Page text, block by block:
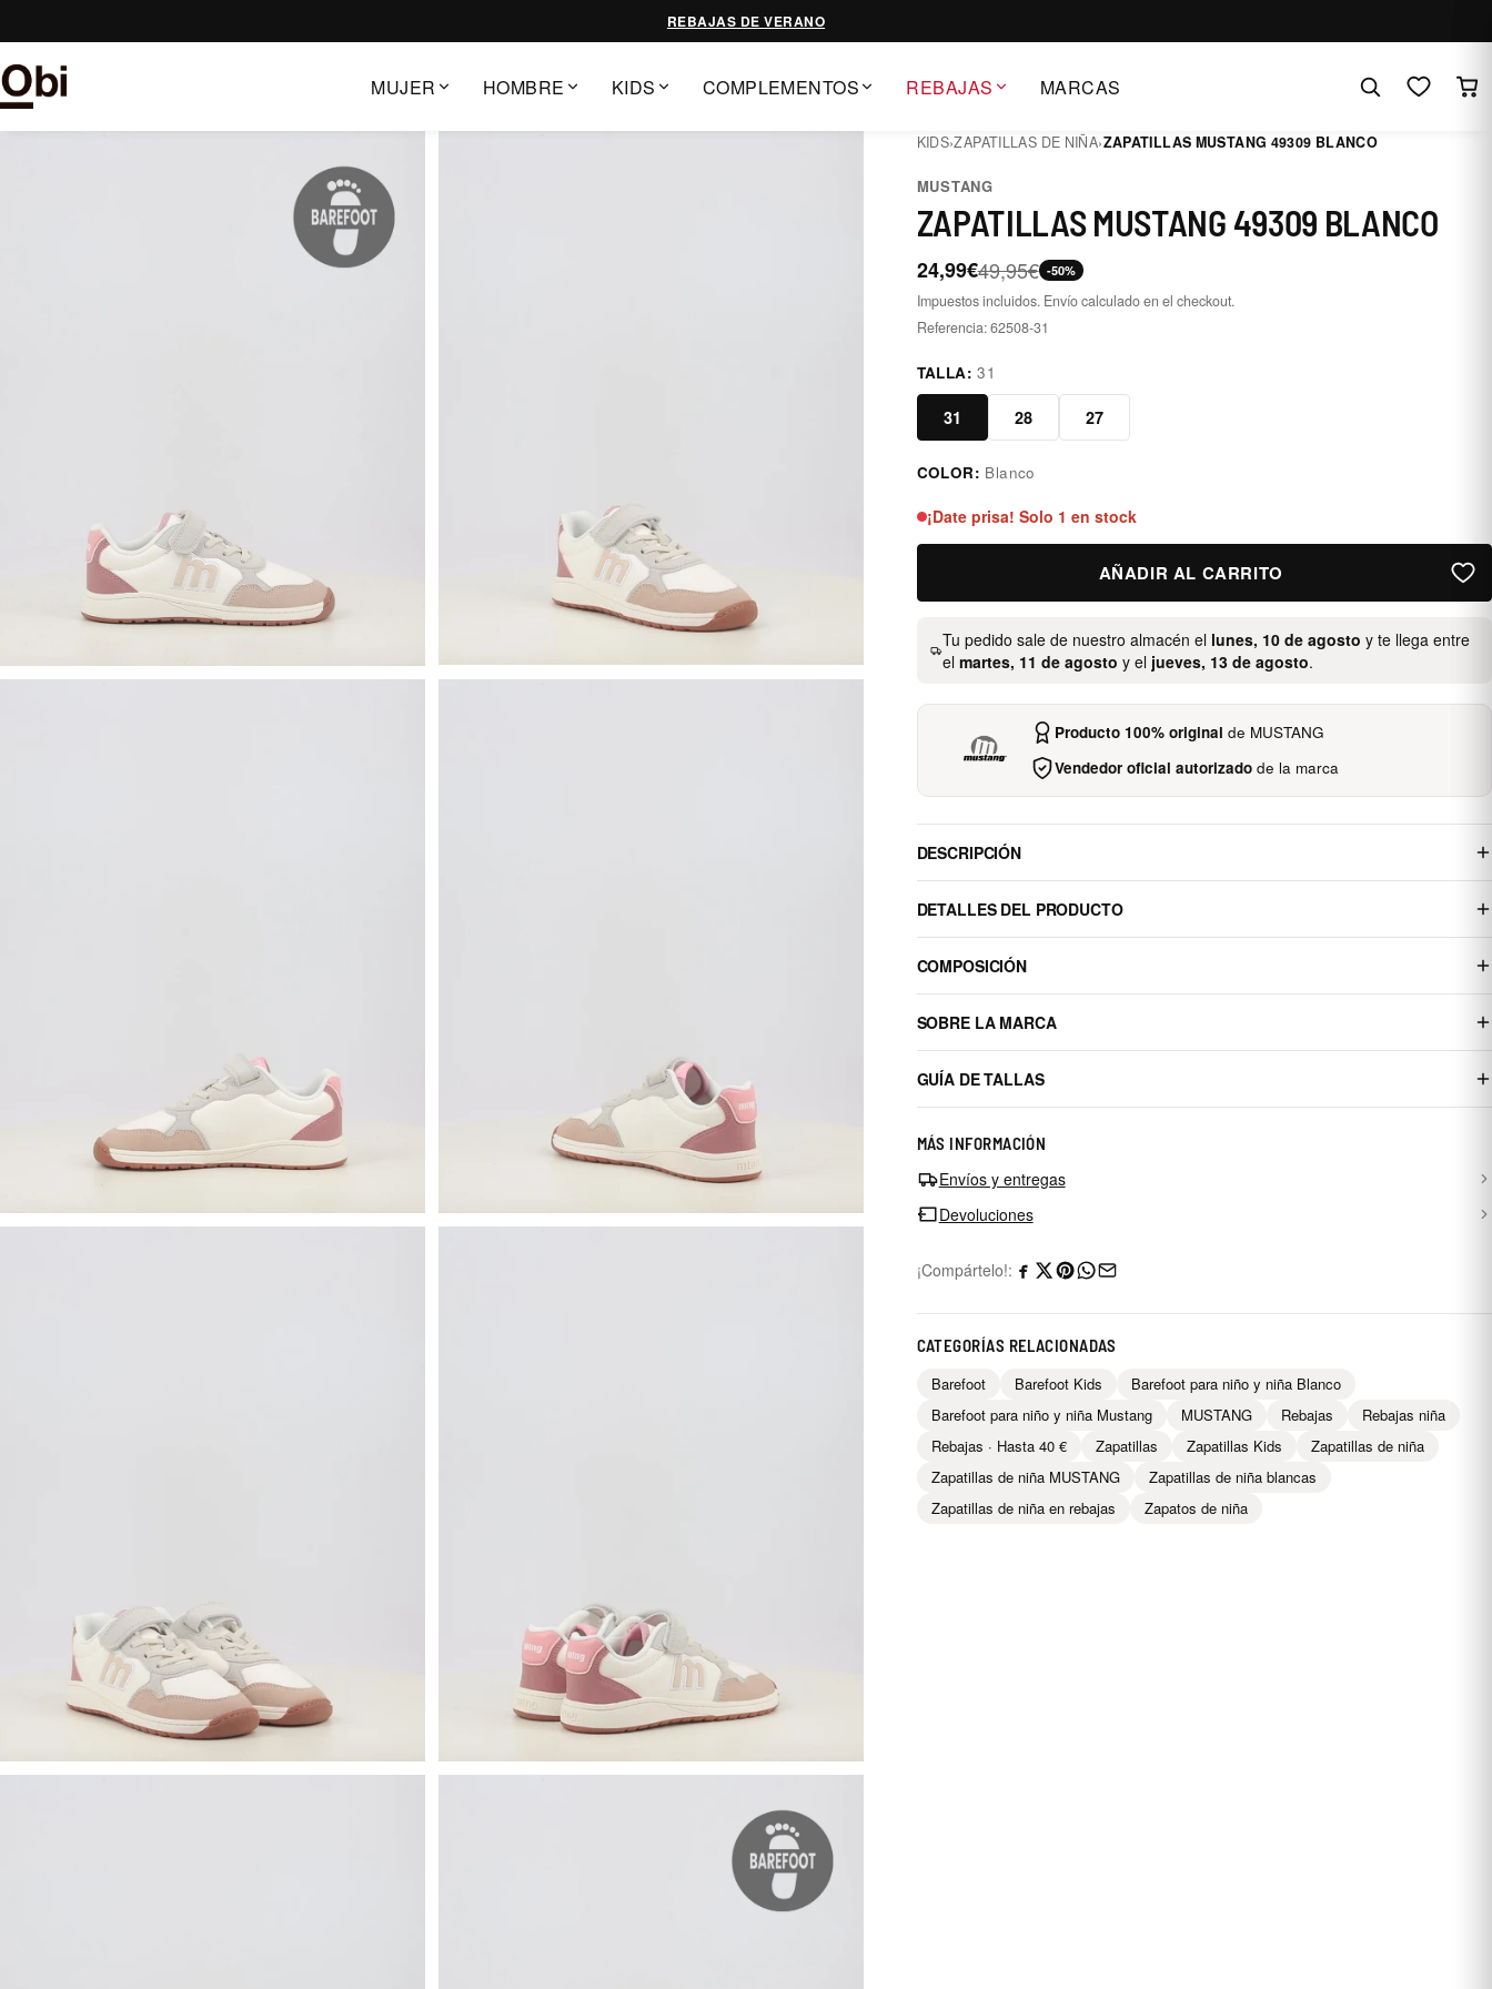
al
contenido
REBAJAS DE VERANO
MUJER HOMBRE KIDS COMPLEMENTOS REBAJAS MARCAS
KIDS›ZAPATILLAS DE NIÑA›ZAPATILLAS MUSTANG 49309 BLANCO
MUSTANG
ZAPATILLAS MUSTANG 49309 BLANCO
24,99€49,95€ -50%
Impuestos incluidos. Envío calculado en el checkout.
Referencia:62508-31
TALLA:31
31 28 27
blanco
COLOR: Blanco
¡Date prisa! Solo 1 en stock
AÑADIR AL CARRITO
Tu pedido sale de nuestro almacén el lunes, 10 de agosto y te llega entre
elmartes, 11 de agosto y el jueves, 13 de agosto.
Producto 100% original de MUSTANG
Vendedor oficial autorizado de la marca
DESCRIPCIÓN
DETALLES DEL PRODUCTO
COMPOSICIÓN
SOBRE LA MARCA
GUÍA DE TALLAS
MÁS INFORMACIÓN
Envíos y entregas
Devoluciones
¡Compártelo!:
CATEGORÍAS RELACIONADAS
Barefoot Barefoot Kids
Barefoot para niño y niña Blanco
Barefoot para niño y niña Mustang
MUSTANG Rebajas
Rebajas niña
Rebajas · Hasta 40 €
Zapatillas Zapatillas Kids
Zapatillas de niña
Zapatillas de niña MUSTANG
Zapatillas de niña blancas
Zapatillas de niña en rebajas
Zapatos de niña